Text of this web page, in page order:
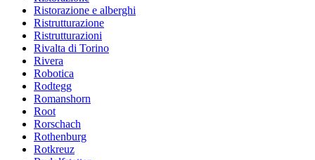
Ristorazione e alberghi
Ristrutturazione
Ristrutturazioni
Rivalta di Torino
Rivera
Robotica
Rodtegg
Romanshorn
Root
Rorschach
Rothenburg
Rotkreuz